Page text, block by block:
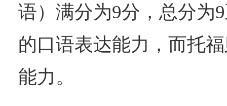
语）满分为9分，总分为
的口语表达能力，而托
能力。‌